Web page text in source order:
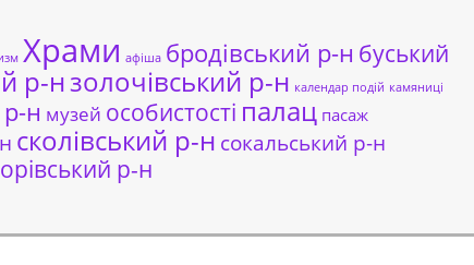
Храми афіша бродівський р-н буський
р-нзолочівський р-н календар подій камяниці
н музей особистості палац пасаж
сколівський р-н сокальський р-н
р-н